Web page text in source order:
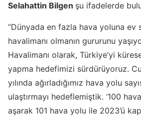
Selahattin Bilgen şu ifadelerde
“Dünyada en fazla hava yoluna ev
havalimanı olmanın gururunu
Havalimanı olarak, Türkiye’yi
yapma hedefimizi sürdürüyoruz.
yılında ağırladığımız hava yolu
ulaştırmayı hedeflemiştik. ‘100
aşarak 101 hava yolu ile 2023’ü